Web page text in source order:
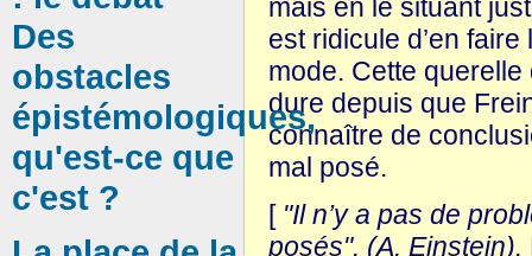
mais en le situant
est ridicule d’en
mode. Cette
dure depuis que
connaître de
mal posé.
[ "Il n’y a pas de
posés". (A. Einstein).
Des
obstacles
épistémologiques,
qu'est-ce que
c'est ?